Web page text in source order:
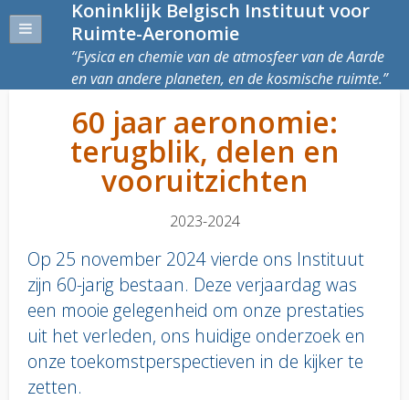
Koninklijk Belgisch Instituut voor
Ruimte-Aeronomie
Fysica en chemie van de atmosfeer van de Aarde
en van andere planeten, en de kosmische ruimte.
60 jaar aeronomie:
terugblik, delen en
vooruitzichten
2023-2024
Op 25 november 2024 vierde ons Instituut
zijn 60-jarig bestaan. Deze verjaardag was
een mooie gelegenheid om onze prestaties
uit het verleden, ons huidige onderzoek en
onze toekomstperspectieven in de kijker te
zetten.